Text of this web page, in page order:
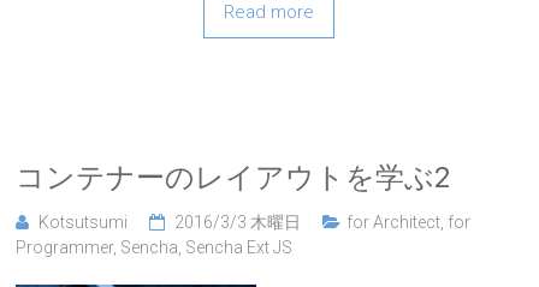
Read more
コンテナーのレイアウトを学ぶ2
Kotsutsumi 2016/3/3 木曜日 for Architect for
Programmer, Sencha Sencha Ext JS